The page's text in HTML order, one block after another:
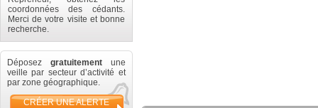
coordonnées des cédants.
Merci de votre visite et bonne
recherche.
Déposez gratuitement une
veille par secteur d’activité et
par zone géographique.
CRÉER UNE ALERTE